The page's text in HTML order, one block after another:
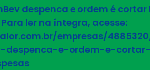
despenca e ordem é cortar
ler na íntegra, acesse:
empresas/
despenca-e-ordem-e-cortar-